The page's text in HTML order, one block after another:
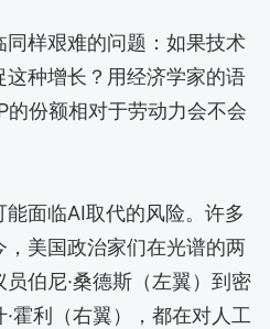
样艰难的问题：如果技术
种增长？用经济学家的语
的份额相对于劳动力会不会
面临AI取代的风险。许多
，美国政治家们在光谱的两
伯尼·桑德斯（左翼）到密
霍利（右翼），都在对人工